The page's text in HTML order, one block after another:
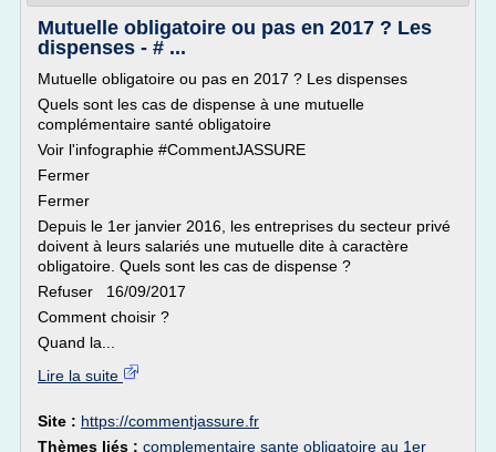
Mutuelle obligatoire ou pas en 2017 ? Les
dispenses - # ...
Mutuelle obligatoire ou pas en 2017 ? Les dispenses
Quels sont les cas de dispense à une mutuelle
complémentaire santé obligatoire
Voir l'infographie #CommentJASSURE
Fermer
Fermer
Depuis le 1er janvier 2016, les entreprises du secteur privé
doivent à leurs salariés une mutuelle dite à caractère
obligatoire. Quels sont les cas de dispense ?
Refuser 16/09/2017
Comment choisir ?
Quand la...
Lire la suite
Site : https://commentjassure.fr
Thèmes liés : complementaire sante obligatoire au 1er